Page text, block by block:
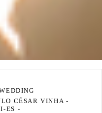
CÉSAR VINHA -
ES